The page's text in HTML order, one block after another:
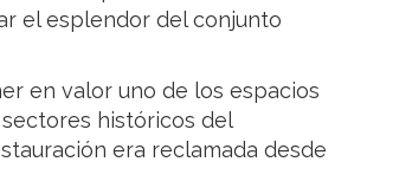
el esplendor del conjunto
en valor uno de los espacios
históricos del
era reclamada desde